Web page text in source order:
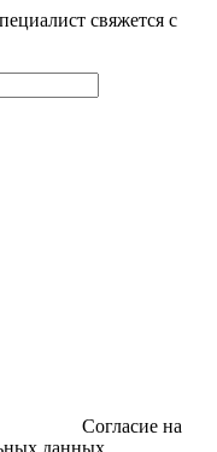
свяжется с
Согласие на
данных